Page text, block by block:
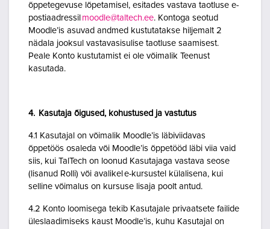
õppetegevuse lõpetamisel, esitades vastava taotluse e-
postiaadressil moodle@taltech.ee. Kontoga seotud
Moodle’is asuvad andmed kustutatakse hiljemalt 2
nädala jooksul vastavasisulise taotluse saamisest.
Peale Konto kustutamist ei ole võimalik Teenust
kasutada.
4. Kasutaja õigused, kohustused ja vastutus
4.1 Kasutajal on võimalik Moodle’is läbiviidavas
õppetöös osaleda või Moodle’is õppetööd läbi viia vaid
siis, kui TalTech on loonud Kasutajaga vastava seose
(lisanud Rolli) või avalikel e-kursustel külalisena, kui
selline võimalus on kursuse lisaja poolt antud.
4.2 Konto loomisega tekib Kasutajale privaatsete failide
üleslaadimiseks kaust Moodle’is, kuhu Kasutajal on